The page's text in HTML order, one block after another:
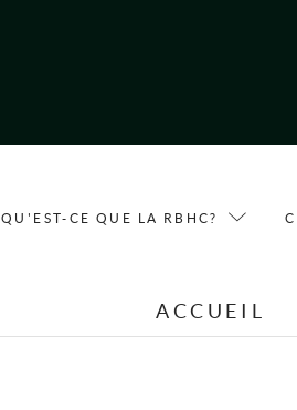
QU'EST-CE QUE LA RBHC?
ACCUEIL